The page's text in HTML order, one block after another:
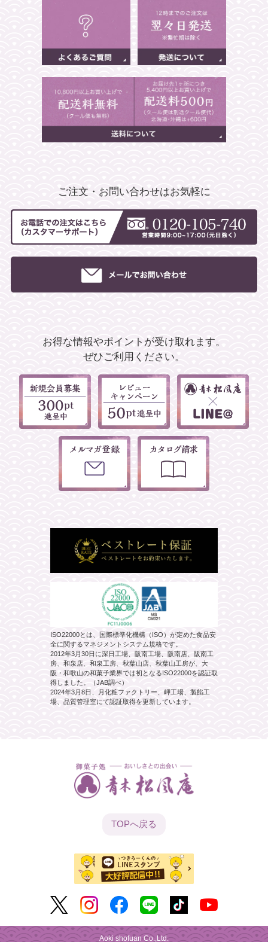
ご注文・お問い合わせはお気軽に
お得な情報やポイントが受け取れます。
ぜひご利用ください。
ISO22000とは、国際標準化機構（ISO）が定めた食品安
全に関するマネジメントシステム規格です。
2012年3月30日に深日工場、阪南工場、阪南店、阪南工
房、和泉店、和泉工房、秋葉山店、秋葉山工房が、大
阪・和歌山の和菓子業界では初となるISO22000を認証取
得しました。（JAB調べ）
2024年3月8日、月化粧ファクトリー、岬工場、製餡工
場、品質管理室にて認証取得を更新しています。
TOPへ戻る
Aoki shofuan Co.,Ltd.